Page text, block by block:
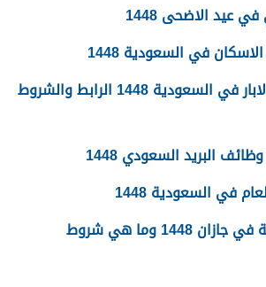
عيد الاضحى 1448
في السعودية 1448
استخراج رخص حفر الابار في السعودية 1448 الرابط والشروط
البريد السعودي 1448
في السعودية 1448
اسماء القبائل النازحة في جازان 1448 وما هي شروط